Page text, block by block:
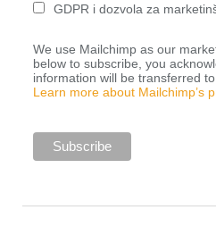
GDPR i dozvola za
We use Mailchimp as our
below to subscribe, you
information will be transferred
Learn more about Mailchimp’s